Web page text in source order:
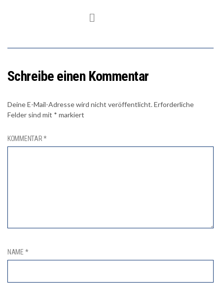
Schreibe einen Kommentar
Deine E-Mail-Adresse wird nicht veröffentlicht.Erforderliche
Felder sind mit * markiert
KOMMENTAR*
NAME *